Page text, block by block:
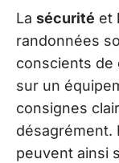
La sécurité et
randonnées
conscients de
sur un
consignes
désagrément.
peuvent ainsi